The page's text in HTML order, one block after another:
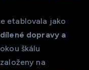
etablovala jako
dopravy a
škálu
na